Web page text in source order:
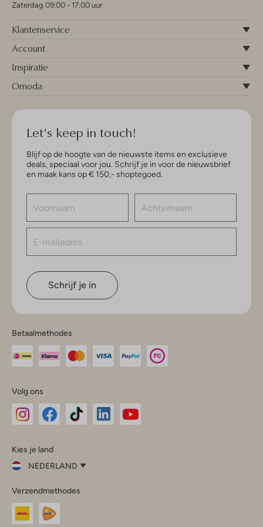
Zaterdag 09:00 - 17:00 uur
Klantenservice
Account
Inspiratie
Omoda
Let's keep in touch!
Blijf op de hoogte van de nieuwste items en exclusieve
deals, speciaal voor jou. Schrijf je in voor de nieuwsbrief
en maak kans op € 150,- shoptegoed.
Schrijf je in
Betaalmethodes
Volg ons
InstagramFacebook
Kies je land
NEDERLAND
je
land
Nederland
Verzendmethodes